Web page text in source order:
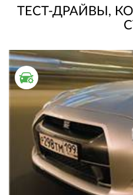
ТЕСТ-ДРАЙВЫ,
ТЕСТ ДРАЙВ